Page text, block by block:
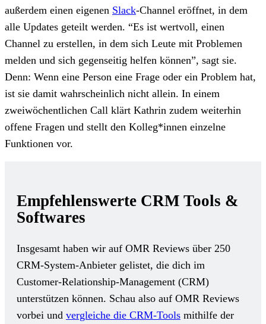
außerdem einen eigenen Slack-Channel eröffnet, in dem
alle Updates geteilt werden. “Es ist wertvoll, einen
Channel zu erstellen, in dem sich Leute mit Problemen
melden und sich gegenseitig helfen können”, sagt sie.
Denn: Wenn eine Person eine Frage oder ein Problem hat,
ist sie damit wahrscheinlich nicht allein. In einem
zweiwöchentlichen Call klärt Kathrin zudem weiterhin
offene Fragen und stellt den Kolleg*innen einzelne
Funktionen vor.
Empfehlenswerte CRM Tools &
Softwares
Insgesamt haben wir auf OMR Reviews über 250
CRM-System-Anbieter gelistet, die dich im
Customer-Relationship-Management (CRM)
unterstützen können. Schau also auf OMR Reviews
vorbei und vergleiche die CRM-Tools mithilfe der